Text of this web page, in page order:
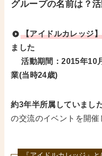
グループの名前は？
【アイドルカレッジ】
ました
活動期間：2015年10
業(当時24歳)
約3年半所属していました
の交流のイベントを開催